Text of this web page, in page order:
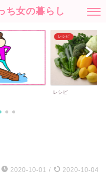
ち女の暮らし
レシピ
レシピ
2020-10-01 / 2020-10-04